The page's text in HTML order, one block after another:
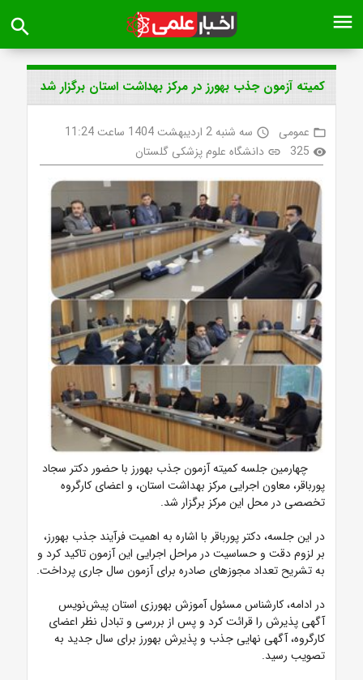
menu
search
کمیته آزمون جذب بهورز در مرکز بهداشت استان برگزار شد
folder_open عمومی access_time سه شنبه 2 اردیبهشت 1404 ساعت 11:24
visibility
325
link دانشگاه علوم پزشکی گلستان
چهارمین جلسه کمیته آزمون جذب بهورز با حضور دکتر سجاد
پورباقر، معاون اجرایی مرکز بهداشت استان، و اعضای کارگروه
تخصصی در محل این مرکز برگزار شد.
در این جلسه، دکتر پورباقر با اشاره به اهمیت فرآیند جذب بهورز،
بر لزوم دقت و حساسیت در مراحل اجرایی این آزمون تاکید کرد و
به تشریح تعداد مجوزهای صادره برای آزمون سال جاری پرداخت.
در ادامه، کارشناس مسئول آموزش بهورزی استان پیش‌نویس
آگهی پذیرش را قرائت کرد و پس از بررسی و تبادل نظر اعضای
کارگروه، آگهی نهایی جذب و پذیرش بهورز برای سال جدید به
تصویب رسید.